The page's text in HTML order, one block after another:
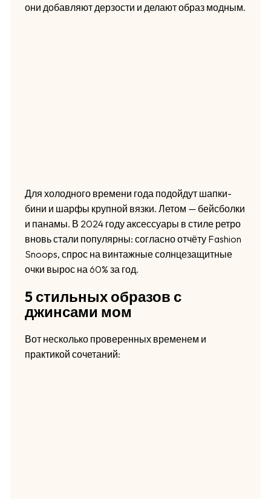
они добавляют дерзости и делают образ модным.
Для холодного времени года подойдут шапки-
бини и шарфы крупной вязки. Летом — бейсболки
и панамы. В 2024 году аксессуары в стиле ретро
вновь стали популярны: согласно отчёту Fashion
Snoops, спрос на винтажные солнцезащитные
очки вырос на 60% за год.
5 стильных образов с
джинсами мом
Вот несколько проверенных временем и
практикой сочетаний: